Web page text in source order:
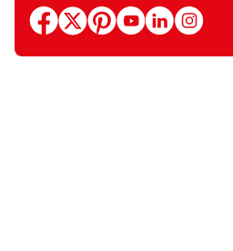
facebook
x pinterestyoutubelinkedininstagram